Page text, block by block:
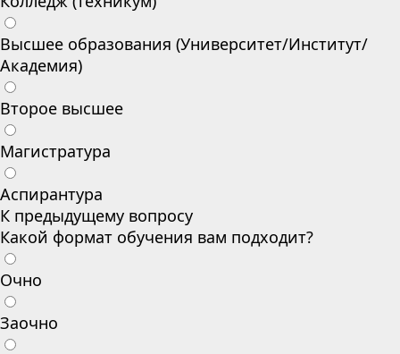
Высшее образования (Университет/Институт/
Академия)
Второе высшее
Магистратура
Аспирантура
К предыдущему вопросу
Какой формат обучения вам подходит?
Очно
Заочно